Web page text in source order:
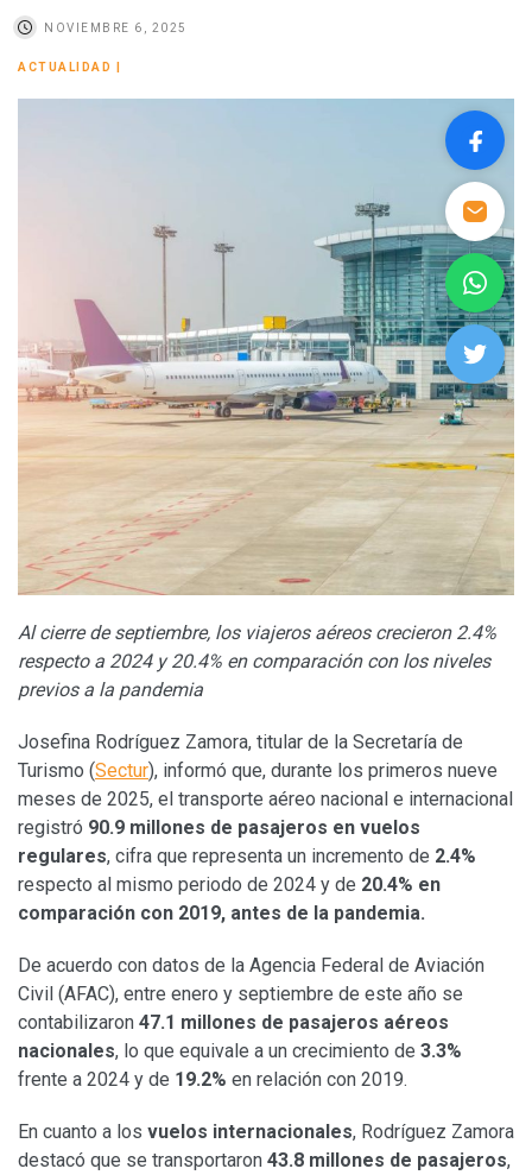
NOVIEMBRE 6, 2025
ACTUALIDAD
Al cierre de septiembre, los viajeros aéreos crecieron 2.4%
respecto a 2024 y 20.4% en comparación con los niveles
previos a la pandemia
Josefina Rodríguez Zamora, titular de la Secretaría de
Turismo (Sectur), informó que, durante los primeros nueve
meses de 2025, el transporte aéreo nacional e internacional
registró 90.9 millones de pasajeros en vuelos
regulares, cifra que representa un incremento de 2.4%
respecto al mismo periodo de 2024 y de 20.4% en
comparación con 2019, antes de la pandemia.
De acuerdo con datos de la Agencia Federal de Aviación
Civil (AFAC), entre enero y septiembre de este año se
contabilizaron 47.1 millones de pasajeros aéreos
nacionales, lo que equivale a un crecimiento de 3.3%
frente a 2024 y de 19.2% en relación con 2019.
En cuanto a los vuelos internacionales, Rodríguez Zamora
destacó que se transportaron 43.8 millones de pasajeros,